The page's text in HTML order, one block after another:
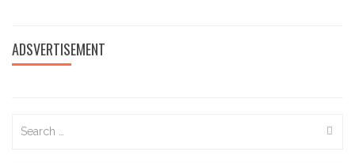
ADSVERTISEMENT
for: